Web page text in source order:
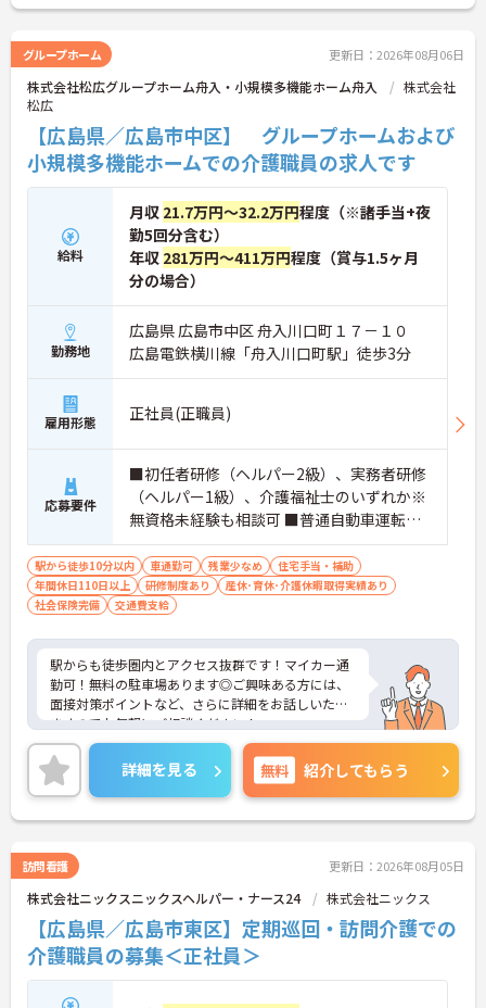
グループホーム 更新日：2026年08月06日
株式会社松広グループホーム舟入・小規模多機能ホーム舟入
株式会社
松広
【広島県／広島市中区】 グループホームおよび
小規模多機能ホームでの介護職員の求人です
給料
月収 21.7万円～32.2万円程度（※諸手当+夜
勤5回分含む）
年収 281万円～411万円程度（賞与1.5ヶ月
分の場合）
勤務地
広島県 広島市中区 舟入川口町１７－１０
広島電鉄横川線「舟入川口町駅」徒歩3分
雇用形態 正社員(正職員)
応募要件
■初任者研修（ヘルパー2級）、実務者研修
（ヘルパー1級）、介護福祉士のいずれか※
無資格未経験も相談可 ■普通自動車運転免
許（AT限定可）
駅から徒歩10分以内 車通勤可 残業少なめ
住宅手当・補助
年間休日110日以上
研修制度あり
産休･育休･介護休暇取得実績あり
社会保険完備
交通費支給
駅からも徒歩圏内とアクセス抜群です！マイカー通
勤可！無料の駐車場あります◎ご興味ある方には、
面接対策ポイントなど、さらに詳細をお話しいたし
ますのでお気軽にご相談ください！
詳細を見る 無料 紹介してもらう
訪問看護 更新日：2026年08月05日
株式会社ニックスニックスヘルパー・ナース24 株式会社ニックス
【広島県／広島市東区】定期巡回・訪問介護での
介護職員の募集＜正社員＞